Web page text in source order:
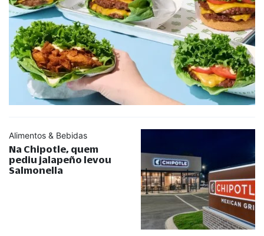
Alimentos & Bebidas
Na Chipotle, quem
pediu jalapeño levou
Salmonella